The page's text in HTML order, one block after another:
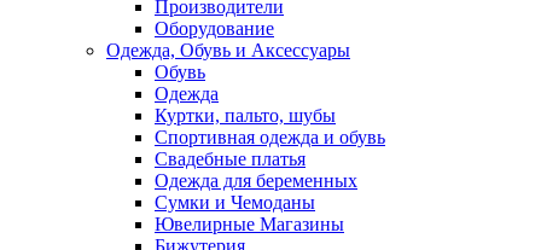
Производители
Оборудование
Одежда, Обувь и Аксессуары
Обувь
Одежда
Куртки, пальто, шубы
Спортивная одежда и обувь
Свадебные платья
Одежда для беременных
Сумки и Чемоданы
Ювелирные Магазины
Бижутерия